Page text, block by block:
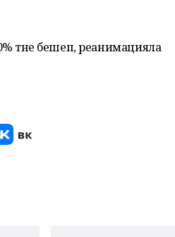
тәне бешеп, реанимацияла